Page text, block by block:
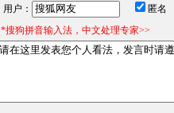
用户： 匿名
*搜狗拼音输入法，中文处理专家>>